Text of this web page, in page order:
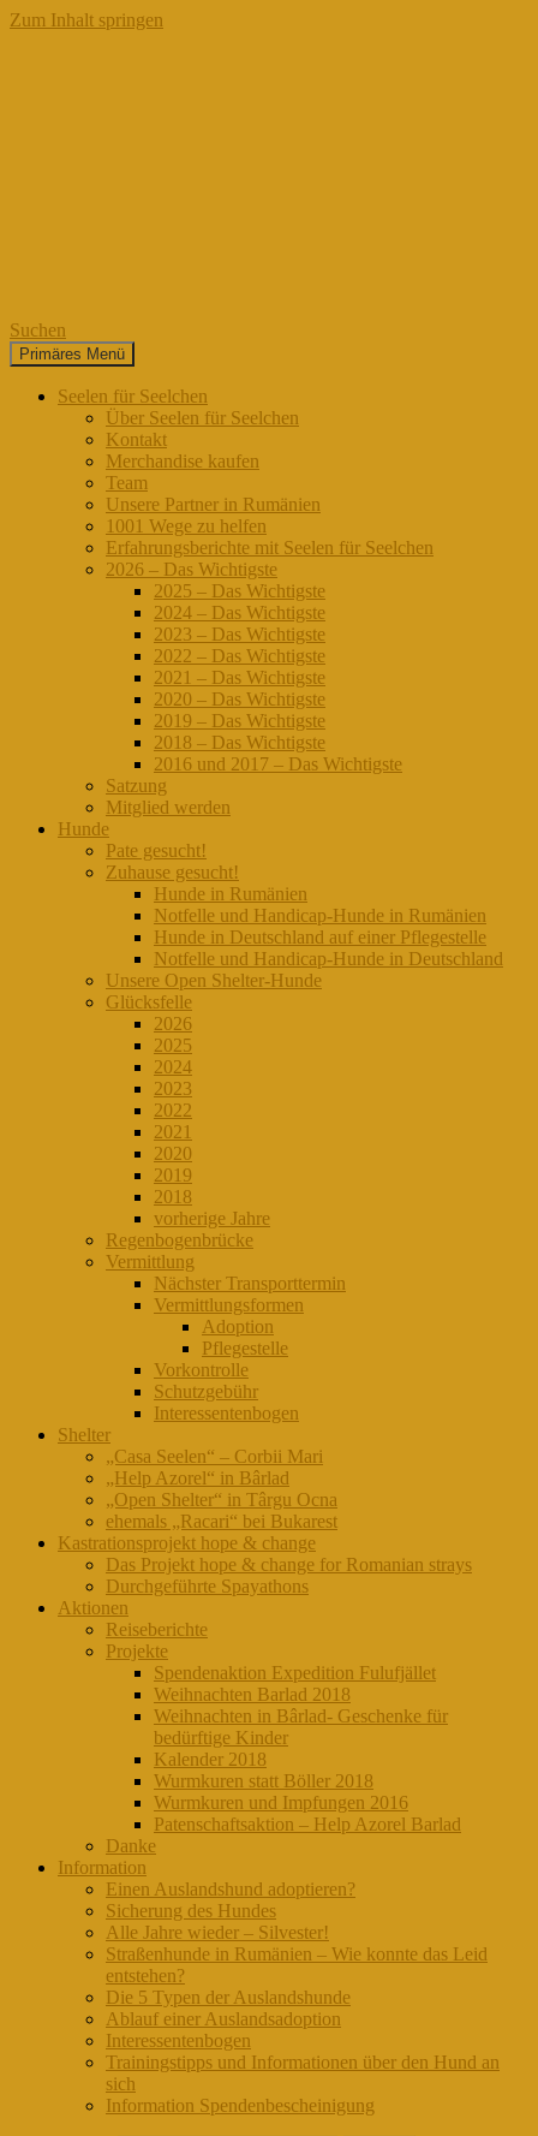
Zum Inhalt springen
Seelen für Seelchen
Suchen
Primäres Menü
Seelen für Seelchen
Über Seelen für Seelchen
Kontakt
Merchandise kaufen
Team
Unsere Partner in Rumänien
1001 Wege zu helfen
Erfahrungsberichte mit Seelen für Seelchen
2026 – Das Wichtigste
2025 – Das Wichtigste
2024 – Das Wichtigste
2023 – Das Wichtigste
2022 – Das Wichtigste
2021 – Das Wichtigste
2020 – Das Wichtigste
2019 – Das Wichtigste
2018 – Das Wichtigste
2016 und 2017 – Das Wichtigste
Satzung
Mitglied werden
Hunde
Pate gesucht!
Zuhause gesucht!
Hunde in Rumänien
Notfelle und Handicap-Hunde in Rumänien
Hunde in Deutschland auf einer Pflegestelle
Notfelle und Handicap-Hunde in Deutschland
Unsere Open Shelter-Hunde
Glücksfelle
2026
2025
2024
2023
2022
2021
2020
2019
2018
vorherige Jahre
Regenbogenbrücke
Vermittlung
Nächster Transporttermin
Vermittlungsformen
Adoption
Pflegestelle
Vorkontrolle
Schutzgebühr
Interessentenbogen
Shelter
„Casa Seelen“ – Corbii Mari
„Help Azorel“ in Bârlad
„Open Shelter“ in Târgu Ocna
ehemals „Racari“ bei Bukarest
Kastrationsprojekt hope & change
Das Projekt hope & change for Romanian strays
Durchgeführte Spayathons
Aktionen
Reiseberichte
Projekte
Spendenaktion Expedition Fulufjället
Weihnachten Barlad 2018
Weihnachten in Bârlad- Geschenke für
bedürftige Kinder
Kalender 2018
Wurmkuren statt Böller 2018
Wurmkuren und Impfungen 2016
Patenschaftsaktion – Help Azorel Barlad
Danke
Information
Einen Auslandshund adoptieren?
Sicherung des Hundes
Alle Jahre wieder – Silvester!
Straßenhunde in Rumänien – Wie konnte das Leid
entstehen?
Die 5 Typen der Auslandshunde
Ablauf einer Auslandsadoption
Interessentenbogen
Trainingstipps und Informationen über den Hund an
sich
Information Spendenbescheinigung